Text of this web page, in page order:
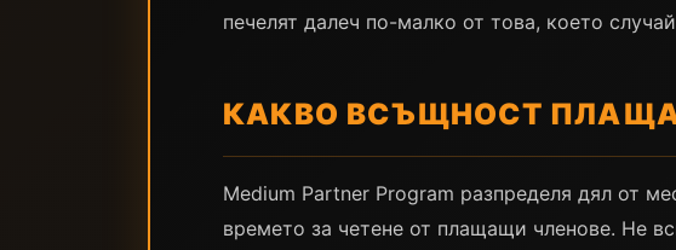
печелят далеч по-малко от това, което
КАКВО ВСЪЩНОСТ ПЛАЩА
Medium Partner Program разпределя дял от
времето за четене от плащащи членове. Не